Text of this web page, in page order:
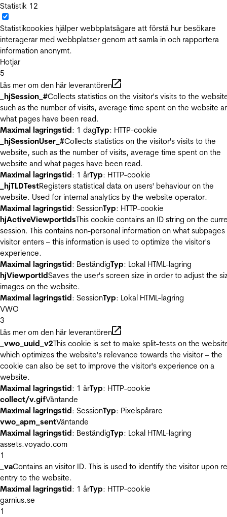
Statistik 12
Statistikcookies hjälper webbplatsägare att förstå hur besökare
interagerar med webbplatser genom att samla in och rapportera
information anonymt.
Hotjar
5
Läs mer om den här leverantören
_hjSession_#Collects statistics on the visitor's visits to the
such as the number of visits, average time spent on the website
what pages have been read.
Maximal lagringstid: 1 dagTyp: HTTP-cookie
_hjSessionUser_#Collects statistics on the visitor's visits to the
website, such as the number of visits, average time spent on the
website and what pages have been read.
Maximal lagringstid: 1 årTyp: HTTP-cookie
_hjTLDTestRegisters statistical data on users' behaviour on the
website. Used for internal analytics by the website operator.
Maximal lagringstid: SessionTyp: HTTP-cookie
hjActiveViewportIdsThis cookie contains an ID string on the
session. This contains non-personal information on what
visitor enters – this information is used to optimize the visitor's
experience.
Maximal lagringstid: BeständigTyp: Lokal HTML-lagring
hjViewportIdSaves the user's screen size in order to adjust the
images on the website.
Maximal lagringstid: SessionTyp: Lokal HTML-lagring
VWO
3
Läs mer om den här leverantören
_vwo_uuid_v2This cookie is set to make split-tests on the
which optimizes the website's relevance towards the visitor – the
cookie can also be set to improve the visitor's experience on a
website.
Maximal lagringstid: 1 årTyp: HTTP-cookie
collect/v.gifVäntande
Maximal lagringstid: SessionTyp: Pixelspårare
vwo_apm_sentVäntande
Maximal lagringstid: BeständigTyp: Lokal HTML-lagring
assets.voyado.com
1
_vaContains an visitor ID. This is used to identify the visitor upon
entry to the website.
Maximal lagringstid: 1 årTyp: HTTP-cookie
garnius.se
1